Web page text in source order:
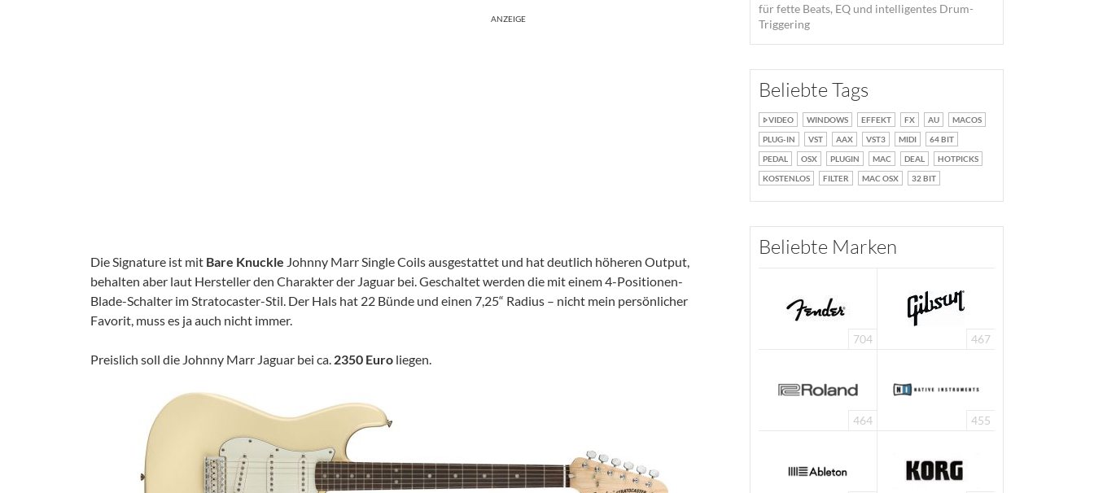
ANZEIGE
Die Signature ist mit Bare Knuckle Johnny Marr Single Coils ausgestattet und hat deutlich höheren Output,
behalten aber laut Hersteller den Charakter der Jaguar bei. Geschaltet werden die mit einem 4-Positionen-
Blade-Schalter im Stratocaster-Stil. Der Hals hat 22 Bünde und einen 7,25“ Radius – nicht mein persönlicher
Favorit, muss es ja auch nicht immer.
Preislich soll die Johnny Marr Jaguar bei ca. 2350 Euro liegen.
für fette Beats, EQ und intelligentes Drum-
Triggering
Beliebte Tags
VIDEO WINDOWS EFFEKT FX AU
MACOS
PLUG-IN
VST AAX VST3 MIDI
64 BIT
PEDAL
OSX PLUGIN MAC DEAL
HOTPICKS
KOSTENLOS
FILTER MAC OSX 32 BIT
Beliebte Marken
704 467
464 455